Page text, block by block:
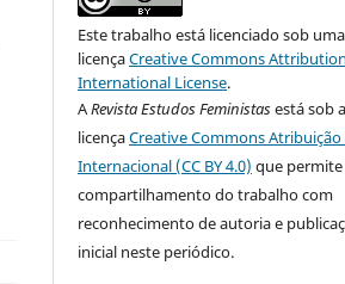
Este trabalho está licenciado sob uma
licençaCreative Commons
International License.
ARevista Estudos Feministasestá sob a
licençaCreative Commons Atribuição
Internacional (CC BY 4.0) que
compartilhamento do trabalho com
reconhecimento de autoria e
inicial neste periódico.